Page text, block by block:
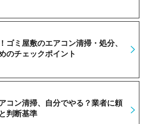
ゴミ屋敷のエアコン清掃・処分、
のチェックポイント
コン清掃、自分でやる？業者に頼
判断基準